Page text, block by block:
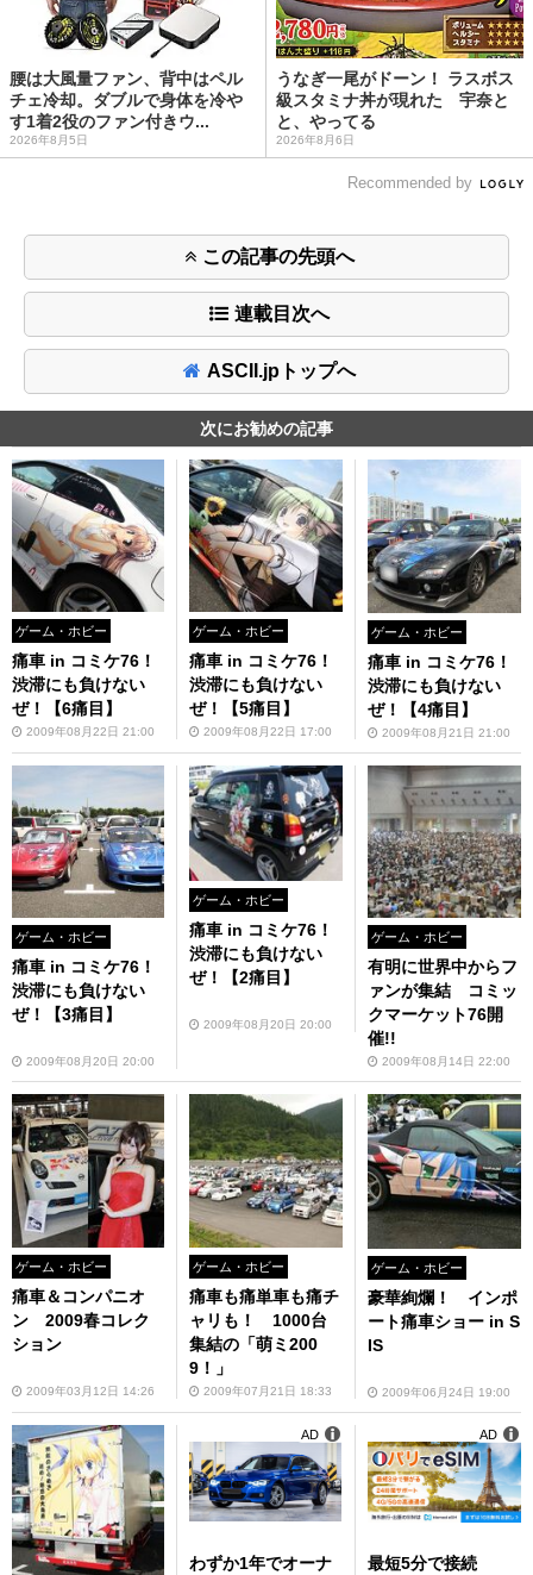
腰は大風量ファン、背中はペル
チェ冷却。ダブルで身体を冷や
す1着2役のファン付きウ...
2026年8月5日
うなぎ一尾がドーン！ ラスボス
級スタミナ丼が現れた 宇奈と
と、やってる
2026年8月6日
Recommended by
この記事の先頭へ
連載目次へ
ASCII.jpトップへ
次にお勧めの記事
ゲーム・ホビー
痛車 in コミケ76！
渋滞にも負けない
ぜ！【6痛目】
2009年08月22日 21:00
ゲーム・ホビー
痛車 in コミケ76！
渋滞にも負けない
ぜ！【5痛目】
2009年08月22日 17:00
ゲーム・ホビー
痛車 in コミケ76！
渋滞にも負けない
ぜ！【4痛目】
2009年08月21日 21:00
ゲーム・ホビー
痛車 in コミケ76！
渋滞にも負けない
ぜ！【3痛目】
2009年08月20日 20:00
ゲーム・ホビー
痛車 in コミケ76！
渋滞にも負けない
ぜ！【2痛目】
2009年08月20日 20:00
ゲーム・ホビー
有明に世界中からフ
ァンが集結 コミッ
クマーケット76開
催!!
2009年08月14日 22:00
ゲーム・ホビー
痛車＆コンパニオ
ン 2009春コレク
ション
2009年03月12日 14:26
ゲーム・ホビー
痛車も痛単車も痛チ
ャリも！ 1000台
集結の「萌ミ200
9！」
2009年07月21日 18:33
ゲーム・ホビー
豪華絢爛！ インポ
ート痛車ショー in S
IS
2009年06月24日 19:00
わずか1年でオーナ
AD
最短5分で接続
AD